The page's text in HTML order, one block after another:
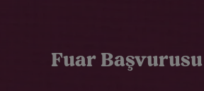
Fuar